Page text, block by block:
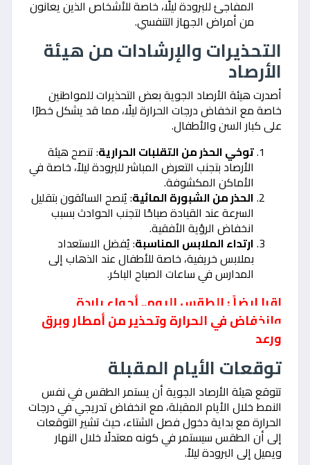
المفاجئ للبرودة ليلًا، خاصة للأشخاص الذين يعانون
من أمراض الجهاز التنفسي.
التحذيرات والإرشادات من هيئة
الأرصاد
أصدرت هيئة الأرصاد الجوية بعض التحذيرات للمواطنين
خاصة مع انخفاض درجات الحرارة ليلًا، مما قد يشكل خطرًا
على كبار السن والأطفال.
توخي الحذر من التقلبات الحرارية: تنصح هيئة
الأرصاد بتجنب التعرض المباشر للبرودة ليلاً، خاصة في
الأماكن المكشوفة.
الحذر من الشبورة المائية: يُنصح السائقون بتقليل
السرعة عند القيادة صباحًا لتجنب الحوادث بسبب
انخفاض الرؤية الأفقية.
ارتداء الملابس المناسبة: يُفضل الاستعداد
بملابس خريفية، خاصة للأطفال عند الذهاب إلى
المدارس في ساعات الصباح الباكر.
اقرا ايضاً : الطقس اليوم.. أجواء باردة
وانخفاض في الحرارة وتحذير من أمطار وبرق
ورعد
توقعات الأيام المقبلة
تتوقع هيئة الأرصاد الجوية أن يستمر الطقس في نفس
النمط خلال الأيام المقبلة، مع انخفاض تدريجي في درجات
الحرارة مع بداية دخول فصل الشتاء، حيث تشير التوقعات
إلى أن الطقس سيستمر في كونه معتدلًا خلال النهار
ويميل إلى البرودة ليلاً.